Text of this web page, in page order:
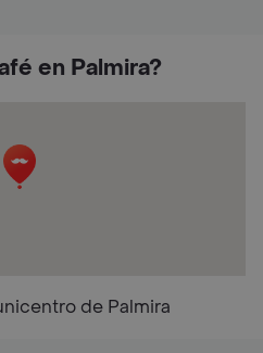
en Palmira?
de Palmira